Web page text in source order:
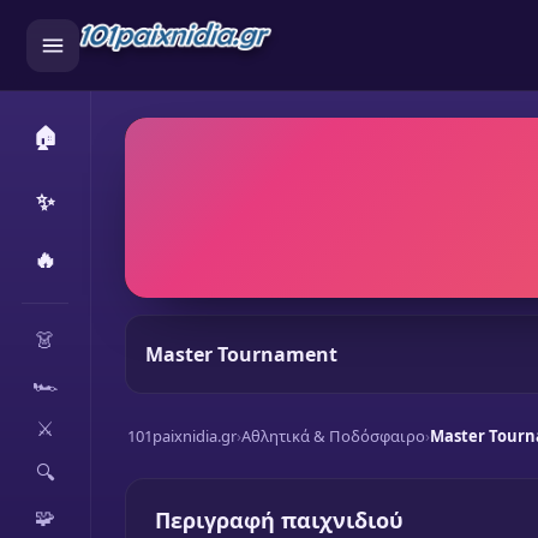
🏠
✨
🔥
👗
🏎️
⚔️
🔍
🧩
Master Tournament
101paixnidia.gr›Αθλητικά & Ποδόσφαιρο›Master
Περιγραφή παιχνιδιού